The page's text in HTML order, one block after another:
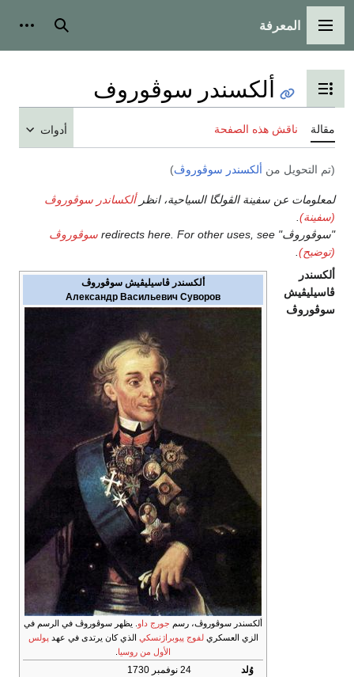
القائمة الرئيسية
المعرفة بحث
تبديل عرض جدول المحتويات
ألكسندر سوڤوروف
مقالة ناقش هذه الصفحة أدوات
(تم التحويل من ألكسندر سوڤوروڤ)
لمعلومات عن سفينة الڤولگا السياحية، انظرألكساندر سوڤوروڤ
(سفينة)
"سوڤوروڤ" redirects here. For other uses, see
سوڤوروڤ
(توضيح)
ألكسندر ڤاسيليڤيش سوڤوروڤ
Александр Васильевич Суворов
ألكسندر سوڤوروڤ، رسم جورج داو . يظهر سوڤوروڤ في الرسم في
الزي العسكري لفوج پيوبراژنسكي الذي كان يرتدى في عهد پولس
الأول من روسيا
وُلد
24 نوفمبر 1730
ألكسندر
ڤاسيليڤيش
سوڤوروڤ